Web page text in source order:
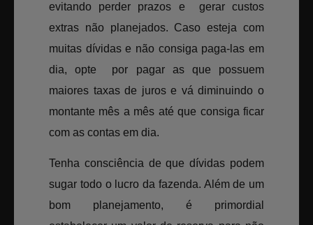
evitando perder prazos e gerar custos
extras não planejados. Caso esteja com
muitas dívidas e não consiga paga-las em
dia, opte por pagar as que possuem
maiores taxas de juros e vá diminuindo o
montante mês a mês até que consiga ficar
com as contas em dia.
Tenha consciência de que dívidas podem
sugar todo o lucro da fazenda. Além de um
bom planejamento, é primordial